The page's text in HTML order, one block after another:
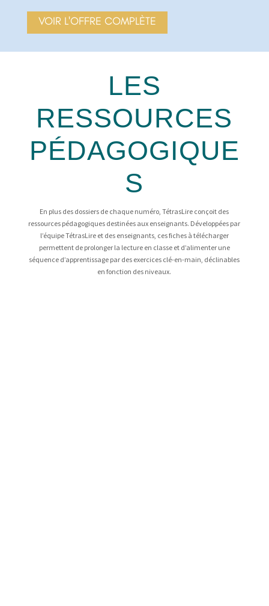
VOIR L'OFFRE COMPLÈTE
LES
RESSOURCES
PÉDAGOGIQUE
S
En plus des dossiers de chaque numéro, TétrasLire conçoit des
ressources pédagogiques destinées aux enseignants. Développées par
l’équipe TétrasLire et des enseignants, ces fiches à télécharger
permettent de prolonger la lecture en classe et d’alimenter une
séquence d’apprentissage par des exercices clé-en-main, déclinables
en fonction des niveaux.